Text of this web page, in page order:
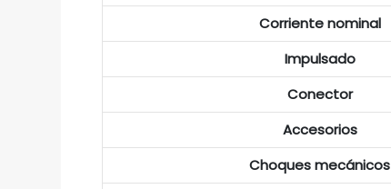
Corriente nominal
Impulsado
Conector
Accesorios
Choques mecánicos